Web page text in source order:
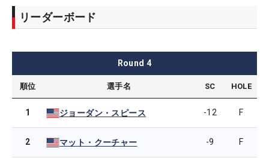
リーダーボード
Round 4
順位 選手名 SC HOLE
1 ジョーダン・スピース -12 F
2 マット・クーチャー -9 F